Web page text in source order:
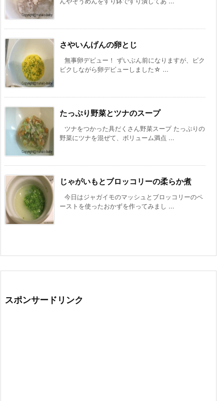
さやいんげんの卵とじ
無事卵デビュー！ ずいぶん前になりますが、ビク
ビクしながら卵デビューしました☆ ...
たっぷり野菜とツナのスープ
ツナをつかった具だくさん野菜スープ たっぷりの
野菜にツナを混ぜて、ボリューム満点 ...
じゃがいもとブロッコリーの柔らか煮
今日はジャガイモのマッシュとブロッコリーのペ
ーストを使ったおかずを作ってみまし ...
スポンサードリンク